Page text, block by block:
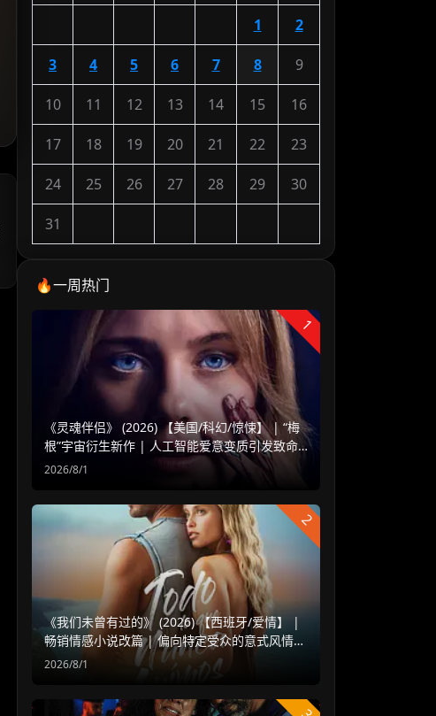
1 2
3 4 5 6 7 8 9
10 11 12 13 14 15 16
17 18 19 20 21 22 23
24 25 26 27 28 29 30
31
🔥一周热门
1
《灵魂伴侣》 (2026) 【美国/科幻/惊悚】 | “梅
根”宇宙衍生新作 | 人工智能爱意变质引发致命
危机
2026/8/1
2
《我们未曾有过的》 (2026) 【西班牙/爱情】 |
畅销情感小说改篇 | 偏向特定受众的意式风情治
愈爱情片
2026/8/1